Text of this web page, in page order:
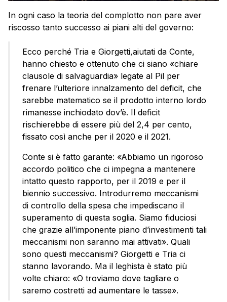
In ogni caso la teoria del complotto non pare aver
riscosso tanto successo ai piani alti del governo:
Ecco perché Tria e Giorgetti,aiutati da Conte,
hanno chiesto e ottenuto che ci siano «chiare
clausole di salvaguardia» legate al Pil per
frenare l’ulteriore innalzamento del deficit, che
sarebbe matematico se il prodotto interno lordo
rimanesse inchiodato dov’è. Il deficit
rischierebbe di essere più del 2,4 per cento,
fissato così anche per il 2020 e il 2021.
Conte si è fatto garante: «Abbiamo un rigoroso
accordo politico che ci impegna a mantenere
intatto questo rapporto, per il 2019 e per il
biennio successivo. Introdurremo meccanismi
di controllo della spesa che impediscano il
superamento di questa soglia. Siamo fiduciosi
che grazie all’imponente piano d’investimenti tali
meccanismi non saranno mai attivati». Quali
sono questi meccanismi? Giorgetti e Tria ci
stanno lavorando. Ma il leghista è stato più
volte chiaro: «O troviamo dove tagliare o
saremo costretti ad aumentare le tasse».